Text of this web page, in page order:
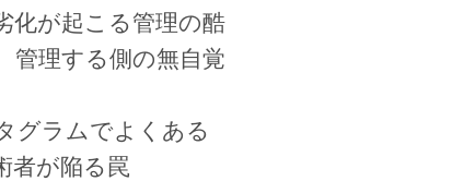
化が起こる管理の酷
理する側の無自覚
グラムでよくある
者が陥る罠